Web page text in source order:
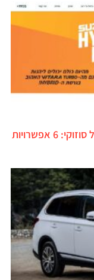
הוצג הסדר פשרה בפרשת ההיברידיות של סוזוקי: 6 אפשרויות